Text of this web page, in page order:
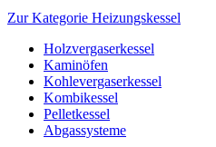
Zur Kategorie Heizungskessel
Holzvergaserkessel
Kaminöfen
Kohlevergaserkessel
Kombikessel
Pelletkessel
Abgassysteme